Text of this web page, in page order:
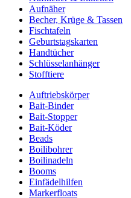
Aufnäher
Becher, Krüge & Tassen
Fischtafeln
Geburtstagskarten
Handtücher
Schlüsselanhänger
Stofftiere
Auftriebskörper
Bait-Binder
Bait-Stopper
Bait-Köder
Beads
Boilibohrer
Boilinadeln
Booms
Einfädelhilfen
Markerfloats